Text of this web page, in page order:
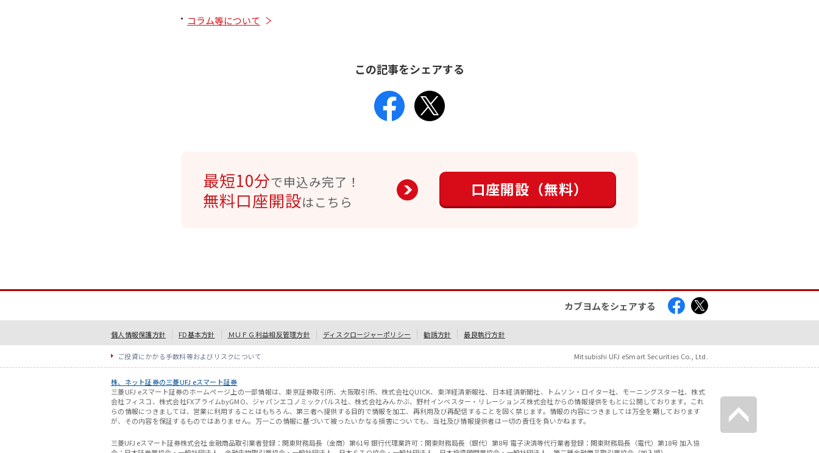
コラム等について
この記事をシェアする
最短10分で申込み完了！
無料口座開設はこちら
口座開設（無料）
カブヨムをシェアする
個人情報保護方針 FD基本方針 ＭＵＦＧ利益相反管理方針 ディスクロージャーポリシー 勧誘方針 最良執行方針
ご投資にかかる手数料等およびリスクについて Mitsubishi UFJ eSmart Securities Co., Ltd.
株、ネット証券の三菱UFJ eスマート証券
三菱UFJ eスマート証券のホームページ上の一部情報は、東京証券取引所、大阪取引所、株式会社QUICK、東洋経済新報社、日本経済新聞社、トムソン・ロイター社、モーニングスター社、株式
会社フィスコ、株式会社FXプライムbyGMO、ジャパンエコノミックパルス社、株式会社みんかぶ、野村インベスター・リレーションズ株式会社からの情報提供をもとに公開しております。これ
らの情報につきましては、営業に利用することはもちろん、第三者へ提供する目的で情報を加工、再利用及び再配信することを固く禁じます。情報の内容につきましては万全を期しております
が、その内容を保証するものではありません。万一この情報に基づいて被ったいかなる損害についても、当社及び情報提供者は一切の責任を負いかねます。
三菱UFJ eスマート証券株式会社 金融商品取引業者登録：関東財務局長（金商）第61号 銀行代理業許可：関東財務局長（銀代）第8号 電子決済等代行業者登録：関東財務局長（電代）第18号 加入協